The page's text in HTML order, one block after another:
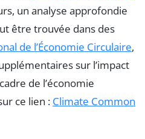
un analyse approfondie
être trouvée dans des
de l’Économie Circulaire,
sur l’impact
de l’économie
ce lien : Climate Common